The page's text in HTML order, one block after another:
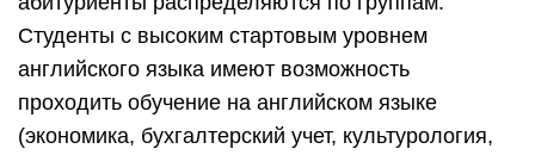
Студенты с высоким стартовым уровнем
английского языка имеют возможность
проходить обучение на английском языке
(экономика, бухгалтерский учет, культурология,